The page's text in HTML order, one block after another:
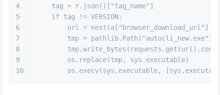
4
5
6
7
8
9
10
    tag = r.json()[
"tag_name" ]
if tag != VERSION:
        url =
next (a[ "browser_download_url" ]
        tmp = pathlib.Path(
"autocli_new.exe" )
        os.replace(tmp, sys.executable)
os.execv(sys.executable,